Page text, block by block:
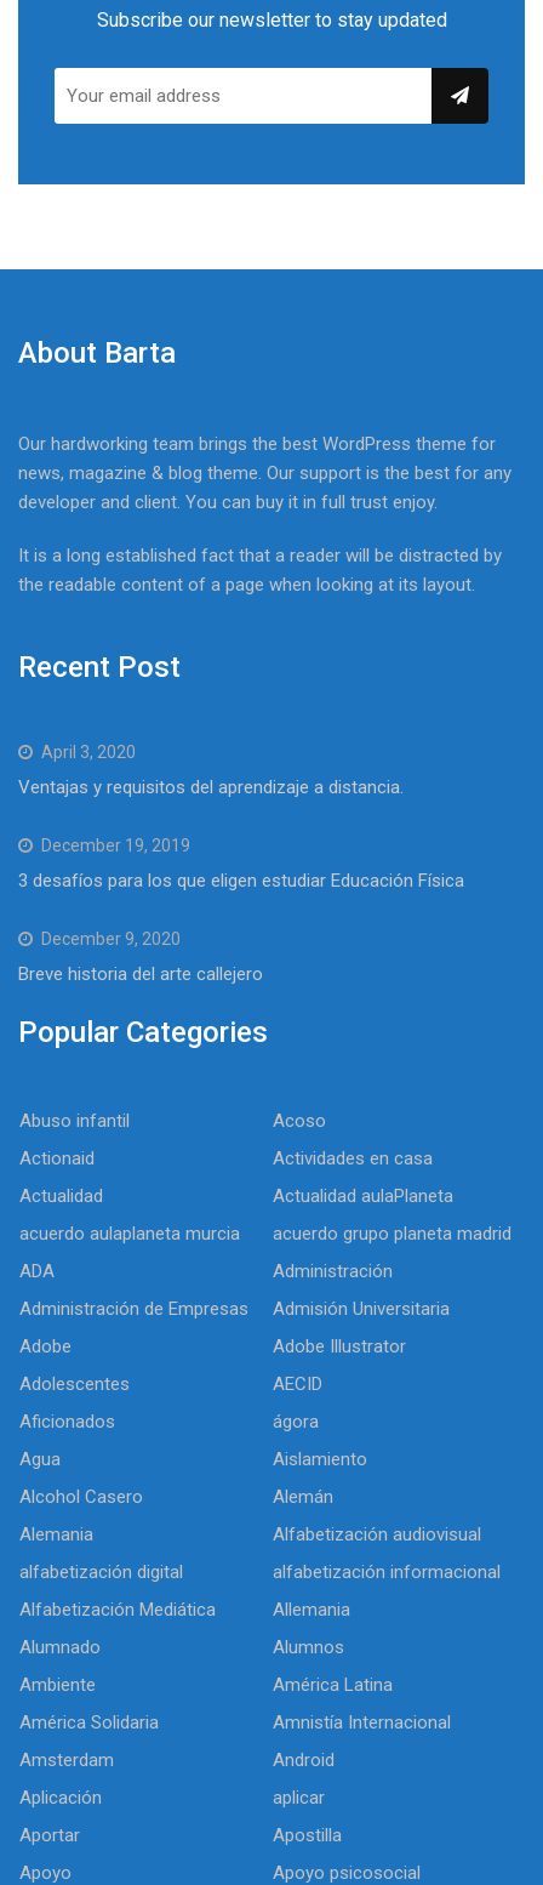
Subscribe our newsletter to stay updated
About Barta
Our hardworking team brings the best WordPress theme for
news, magazine & blog theme. Our support is the best for any
developer and client. You can buy it in full trust enjoy.
It is a long established fact that a reader will be distracted by
the readable content of a page when looking at its layout.
Recent Post
April 3, 2020
Ventajas y requisitos del aprendizaje a distancia.
December 19, 2019
3 desafíos para los que eligen estudiar Educación Física
December 9, 2020
Breve historia del arte callejero
Popular Categories
Abuso infantil
Acoso
Actionaid
Actividades en casa
Actualidad
Actualidad aulaPlaneta
acuerdo aulaplaneta murcia
acuerdo grupo planeta madrid
ADA
Administración
Administración de Empresas
Admisión Universitaria
Adobe
Adobe Illustrator
Adolescentes
AECID
Aficionados
ágora
Agua
Aislamiento
Alcohol Casero
Alemán
Alemania
Alfabetización audiovisual
alfabetización digital
alfabetización informacional
Alfabetización Mediática
Allemania
Alumnado
Alumnos
Ambiente
América Latina
América Solidaria
Amnistía Internacional
Amsterdam
Android
Aplicación
aplicar
Aportar
Apostilla
Apoyo
Apoyo psicosocial